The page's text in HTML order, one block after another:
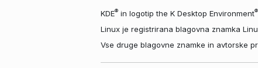
KDE® in logotip the K Desktop Environment®
Linux je registrirana blagovna znamka
Vse druge blagovne znamke in avtorske